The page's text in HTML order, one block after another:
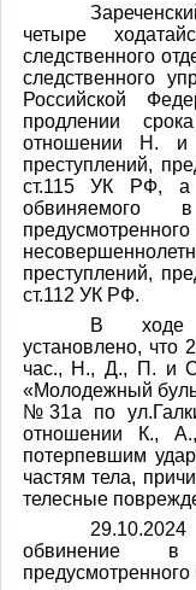
четыре
следственного
следственного
Российской
продлении
отношении Н. и
преступлений,
ст.115УК РФ, а
обвиняемого
преступлений,
ст.112 УК РФ.
В ходе
установлено, что
час., Н., Д., П. и
«Молодежный
№31а по
отношении К.,
потерпевшим
частям тела,
телесные
обвинение в